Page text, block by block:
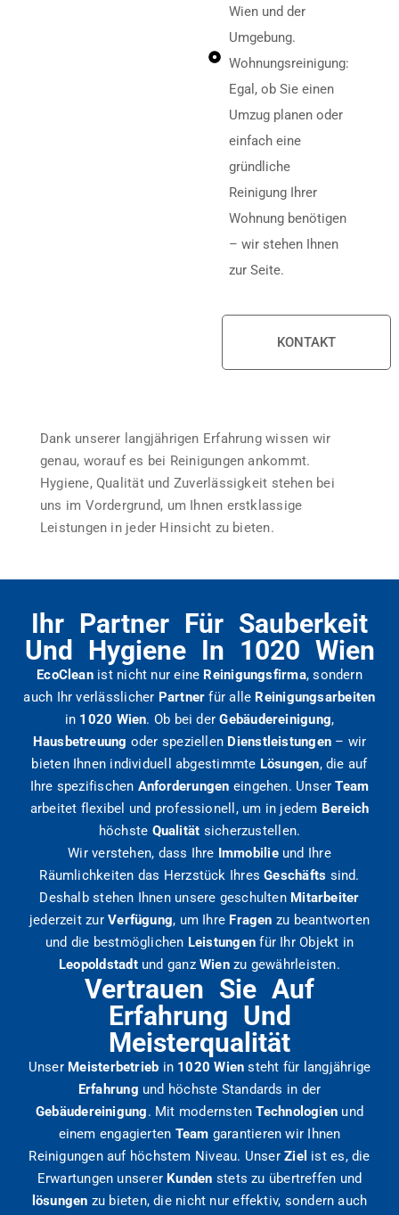
Wien und der
Umgebung.
Wohnungsreinigung:
Egal, ob Sie einen
Umzug planen oder
einfach eine
gründliche
Reinigung Ihrer
Wohnung benötigen
– wir stehen Ihnen
zur Seite.
KONTAKT
Dank unserer langjährigen Erfahrung wissen wir
genau, worauf es bei Reinigungen ankommt.
Hygiene, Qualität und Zuverlässigkeit stehen bei
uns im Vordergrund, um Ihnen erstklassige
Leistungen in jeder Hinsicht zu bieten.
Ihr Partner Für Sauberkeit
Und Hygiene In 1020 Wien
EcoCleanist nicht nur eine Reinigungsfirma, sondern
auch Ihr verlässlicher Partner für alle Reinigungsarbeiten
in 1020 Wien. Ob bei derGebäudereinigung,
Hausbetreuung oder speziellen Dienstleistungen – wir
bieten Ihnen individuell abgestimmte Lösungen, die auf
Ihre spezifischen Anforderungen eingehen. UnserTeam
arbeitet flexibel und professionell, um in jedem Bereich
höchste Qualität sicherzustellen.
Wir verstehen, dass Ihre Immobilieund Ihre
Räumlichkeiten das Herzstück IhresGeschäfts sind.
Deshalb stehen Ihnen unsere geschulten Mitarbeiter
jederzeit zurVerfügung, um Ihre Fragen zu beantworten
und die bestmöglichen Leistungen für Ihr Objekt in
Leopoldstadtund ganz Wienzu gewährleisten.
Vertrauen Sie Auf
Erfahrung Und
Meisterqualität
Unser Meisterbetrieb in 1020 Wien steht für langjährige
Erfahrung und höchste Standards in der
Gebäudereinigung. Mit modernstenTechnologien und
einem engagierten Team garantieren wir Ihnen
Reinigungen auf höchstem Niveau. UnserZiel ist es, die
Erwartungen unserer Kunden stets zu übertreffen und
lösungen zu bieten, die nicht nur effektiv, sondern auch